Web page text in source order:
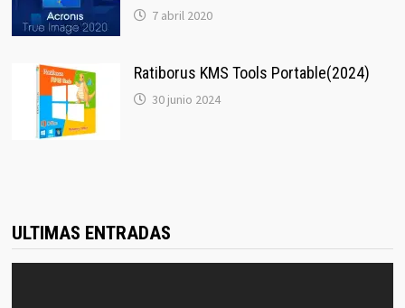
7 abril 2020
Ratiborus KMS Tools Portable(2024)
30 junio 2024
ULTIMAS ENTRADAS